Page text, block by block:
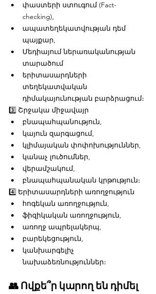
փաստերի ստուգում (Fact-
checking),
ապատեղեկատվության դեմ
պայքար,
Մեդիայում ներառականության
տարածում
երիտասարդների
տեղեկատվական
դիմակայունության բարձրացում։
3️⃣ Շրջակա միջավայր
բնապահպանություն,
կայուն զարգացում,
կլիմայական փոփոխություններ,
կանաչ լուծումներ,
վերամշակում,
բնապահպանական կրթություն։
4️⃣ Երիտասարդների առողջություն
հոգեկան առողջություն,
ֆիզիկական առողջություն,
առողջ ապրելակերպ,
բարեկեցություն,
կանխարգելիչ
նախաձեռնություններ։
👥 Ովքե՞ր կարող են դիմել